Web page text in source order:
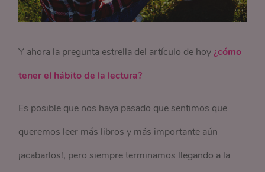
Y ahora la pregunta estrella del artículo de hoy¿cómo
tener el hábito de la lectura?
Es posible que nos haya pasado que sentimos que
queremos leer más libros y más importante aún
¡acabarlos!, pero siempre terminamos llegando a la